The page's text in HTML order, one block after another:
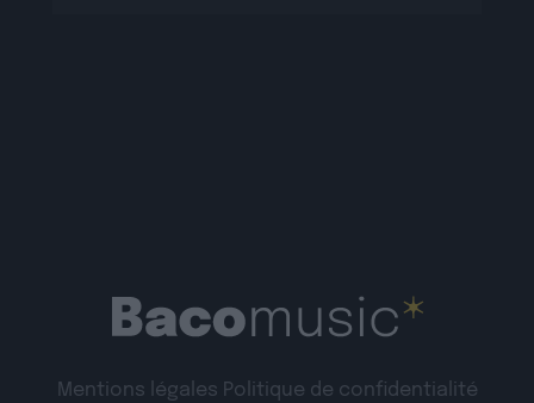
Mentions légales Politique de confidentialité